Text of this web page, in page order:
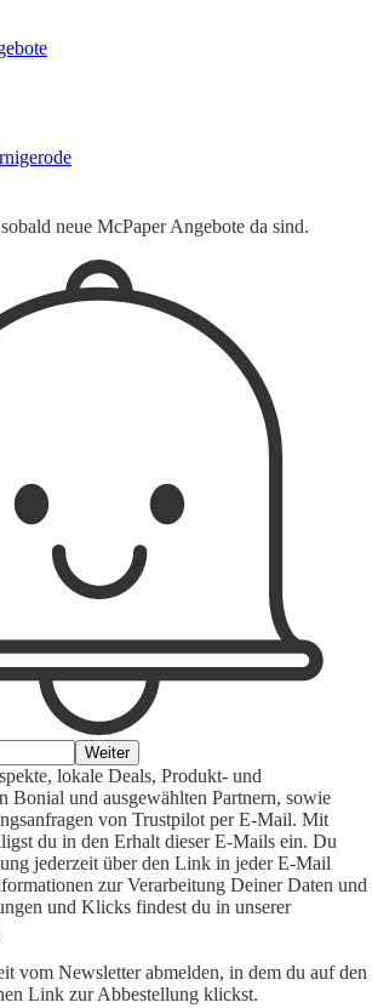
neue McPaper Angebote da sind.
Weiter
lokale Deals, Produkt- und
Bonial und ausgewählten Partnern, sowie
von Trustpilot per E-Mail. Mit
du in den Erhalt dieser E-Mails ein. Du
jederzeit über den Link in jeder E-Mail
zur Verarbeitung Deiner Daten und
und Klicks findest du in unserer
vom Newsletter abmelden, in dem du auf den
Link zur Abbestellung klickst.